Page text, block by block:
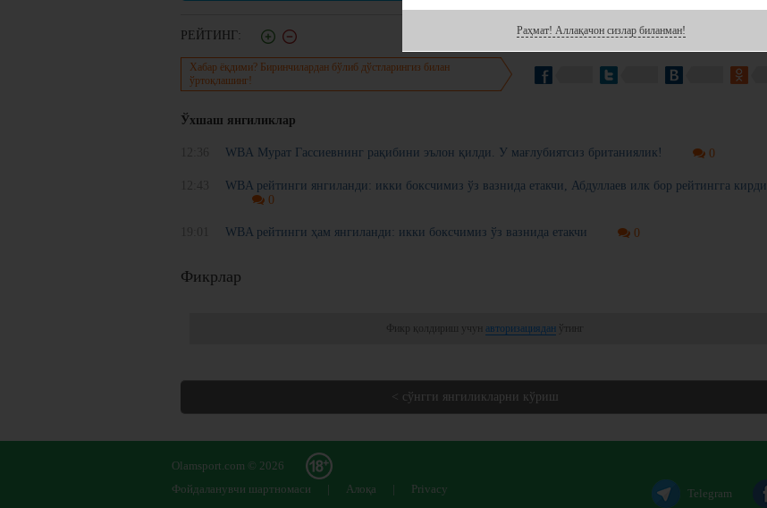
РЕЙТИНГ:
Хабар ёқдими? Биринчилардан бўлиб дўстларингиз билан
ўртоқлашинг!
Ўхшаш янгиликлар
WBА Мурат Гассиевнинг рақибини эълон қилди. У мағлубиятсиз британиялик! 0
WBA рейтинги янгиланди: икки боксчимиз ўз вазнида етакчи, Абдуллаев илк бор рейтингга кирди
0
WBA рейтинги ҳам янгиланди: икки боксчимиз ўз вазнида етакчи 0
Фикрлар
Фикр қолдириш учун авторизацияданўтинг
< сўнгги янгиликларни кўриш
Telegram
Olamsport.com © 2026
Фойдаланувчи шартномаси
| Алоқа | Privacy
Раҳмат! Аллақачон сизлар биланман!